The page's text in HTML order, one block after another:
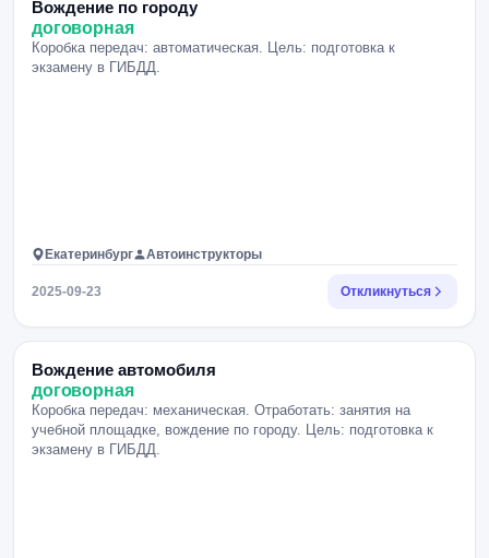
Вождение по городу
договорная
Коробка передач: автоматическая. Цель: подготовка к
экзамену в ГИБДД.
Екатеринбург Автоинструкторы
2025-09-23 Откликнуться
Вождение автомобиля
договорная
Коробка передач: механическая. Отработать: занятия на
учебной площадке, вождение по городу. Цель: подготовка к
экзамену в ГИБДД.